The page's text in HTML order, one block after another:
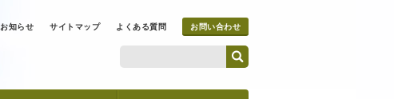
お知らせ サイトマップ よくある質問 お問い合わせ